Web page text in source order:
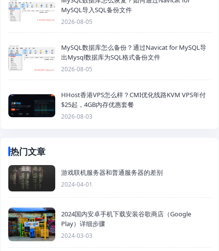
MySQL导入SQL备份文件
2026-08-05
MySQL数据库怎么备份？通过Navicat for MySQL导
出Mysql数据库为SQL格式备份文件
2026-08-05
HHost香港VPS怎么样？CMI优化线路KVM VPS年付
$25起，4GB内存优惠套餐
2026-08-03
热门文章
游戏联机服务器和普通服务器的差别
2024-04-01
2024国内安卓手机下载安装谷歌商店（Google
Play）详细步骤
2024-03-03